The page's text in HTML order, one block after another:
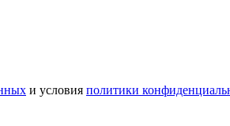
и условия политики